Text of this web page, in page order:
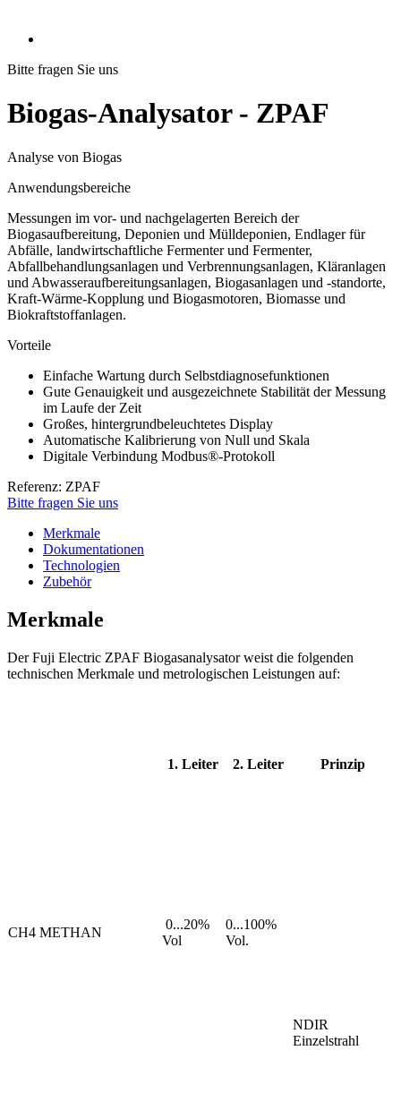
Bitte fragen Sie uns
Biogas-Analysator - ZPAF
Analyse von Biogas
Anwendungsbereiche
Messungen im vor- und nachgelagerten Bereich der
Biogasaufbereitung, Deponien und Mülldeponien, Endlager für
Abfälle, landwirtschaftliche Fermenter und Fermenter,
Abfallbehandlungsanlagen und Verbrennungsanlagen, Kläranlagen
und Abwasseraufbereitungsanlagen, Biogasanlagen und -standorte,
Kraft-Wärme-Kopplung und Biogasmotoren, Biomasse und
Biokraftstoffanlagen.
Vorteile
Einfache Wartung durch Selbstdiagnosefunktionen
Gute Genauigkeit und ausgezeichnete Stabilität der Messung
im Laufe der Zeit
Großes, hintergrundbeleuchtetes Display
Automatische Kalibrierung von Null und Skala
Digitale Verbindung Modbus®-Protokoll
Referenz: ZPAF
Bitte fragen Sie uns
Merkmale
Dokumentationen
Technologien
Zubehör
Merkmale
Der Fuji Electric ZPAF Biogasanalysator weist die folgenden
technischen Merkmale und metrologischen Leistungen auf:
1. Leiter 2. Leiter Prinzip
CH4 METHAN
0...20%
Vol
0...100%
Vol.
NDIR
Einzelstrahl